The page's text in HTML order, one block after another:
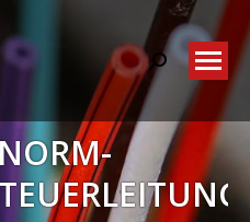
Search:
sich hier: